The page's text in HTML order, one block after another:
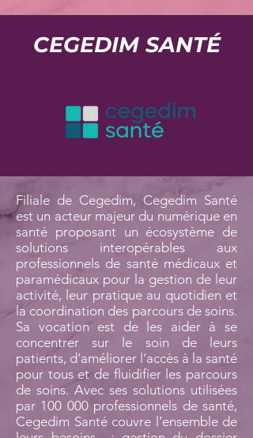
CEGEDIM SANTÉ
Filiale de Cegedim, Cegedim Santé
est un acteur majeur du numérique en
santé proposant un écosystème de
solutions interopérables aux
professionnels de santé médicaux et
paramédicaux pour la gestion de leur
activité, leur pratique au quotidien et
la coordination des parcours de soins.
Sa vocation est de les aider à se
concentrer sur le soin de leurs
patients, d’améliorer l’accès à la santé
pour tous et de fluidifier les parcours
de soins. Avec ses solutions utilisées
par 100 000 professionnels de santé,
Cegedim Santé couvre l’ensemble de